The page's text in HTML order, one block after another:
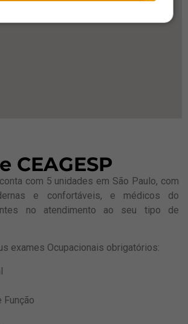
CEAGESP
com 5 unidades em São Paulo, com
e confortáveis, e médicos do
no atendimento ao seu tipo de
exames Ocupacionais obrigatórios:
Função